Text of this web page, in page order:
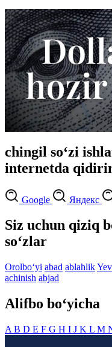
chingil so‘zi
internetda
Google Яндекс
Siz uchun qiziq
so‘zlar
Orolbo‘yi abad ablahlik
achinish abjad
Alifbo bo‘yicha
A B D E F G H I J K L M